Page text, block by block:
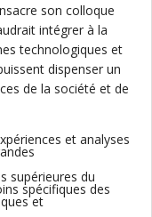
son colloque
intégrer à la
technologiques et
dispenser un
de la société et de
et analyses
supérieures du
spécifiques des
et